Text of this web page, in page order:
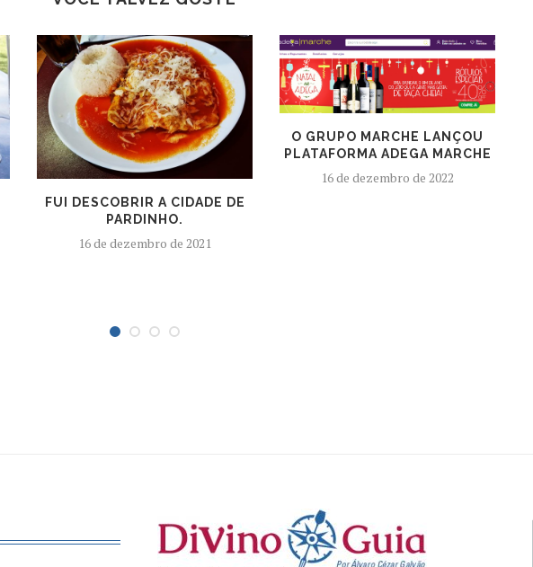
FUI DESCOBRIR A CIDADE DE
PARDINHO.
16 de dezembro de 2021
O GRUPO MARCHE LANÇOU
PLATAFORMA ADEGA MARCHE
16 de dezembro de 2022